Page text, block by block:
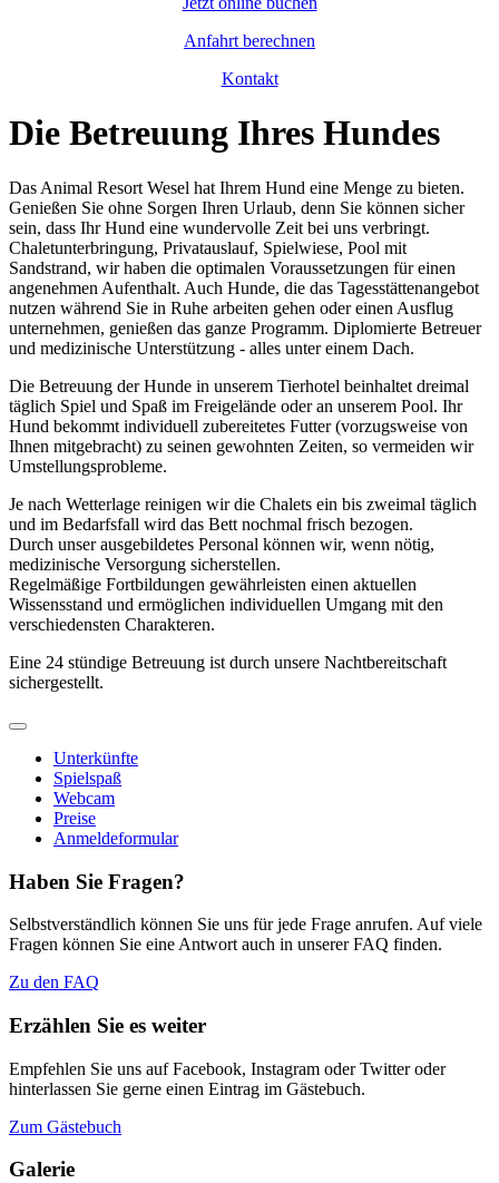
Anfahrt berechnen
Kontakt
Die Betreuung Ihres Hundes
Das Animal Resort Wesel hat Ihrem Hund eine Menge zu bieten.
Genießen Sie ohne Sorgen Ihren Urlaub, denn Sie können sicher
sein, dass Ihr Hund eine wundervolle Zeit bei uns verbringt.
Chaletunterbringung, Privatauslauf, Spielwiese, Pool mit
Sandstrand, wir haben die optimalen Voraussetzungen für einen
angenehmen Aufenthalt. Auch Hunde, die das Tagesstättenangebot
nutzen während Sie in Ruhe arbeiten gehen oder einen Ausflug
unternehmen, genießen das ganze Programm. Diplomierte Betreuer
und medizinische Unterstützung - alles unter einem Dach.
Die Betreuung der Hunde in unserem Tierhotel beinhaltet dreimal
täglich Spiel und Spaß im Freigelände oder an unserem Pool. Ihr
Hund bekommt individuell zubereitetes Futter (vorzugsweise von
Ihnen mitgebracht) zu seinen gewohnten Zeiten, so vermeiden wir
Umstellungsprobleme.
Je nach Wetterlage reinigen wir die Chalets ein bis zweimal täglich
und im Bedarfsfall wird das Bett nochmal frisch bezogen.
Durch unser ausgebildetes Personal können wir, wenn nötig,
medizinische Versorgung sicherstellen.
Regelmäßige Fortbildungen gewährleisten einen aktuellen
Wissensstand und ermöglichen individuellen Umgang mit den
verschiedensten Charakteren.
Eine 24 stündige Betreuung ist durch unsere Nachtbereitschaft
sichergestellt.
Unterkünfte
Spielspaß
Webcam
Preise
Anmeldeformular
Haben Sie Fragen?
Selbstverständlich können Sie uns für jede Frage anrufen. Auf viele
Fragen können Sie eine Antwort auch in unserer FAQ finden.
Zu den FAQ
Erzählen Sie es weiter
Empfehlen Sie uns auf Facebook, Instagram oder Twitter oder
hinterlassen Sie gerne einen Eintrag im Gästebuch.
Zum Gästebuch
Galerie